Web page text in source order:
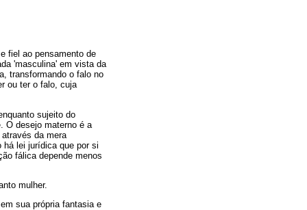
fiel ao pensamento de
'masculina' em vista da
transformando o falo no
ou ter o falo, cuja
sujeito do
O desejo materno é a
da mera
há lei jurídica que por si
fálica depende menos
mulher.
sua própria fantasia e